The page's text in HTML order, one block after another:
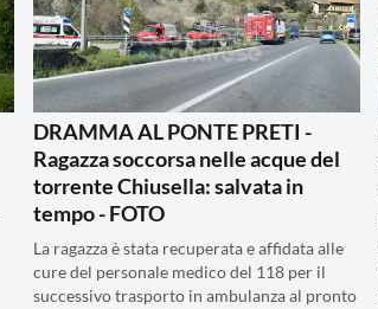
DRAMMA AL PONTE PRETI -
Ragazza soccorsa nelle acque del
torrente Chiusella: salvata in
tempo - FOTO
La ragazza è stata recuperata e affidata alle
cure del personale medico del 118 per il
successivo trasporto in ambulanza al pronto